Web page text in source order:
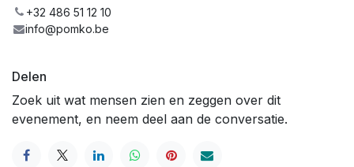
+32 486 51 12 10
info@pomko.be
Delen
Zoek uit wat mensen zien en zeggen over dit
evenement, en neem deel aan de conversatie.